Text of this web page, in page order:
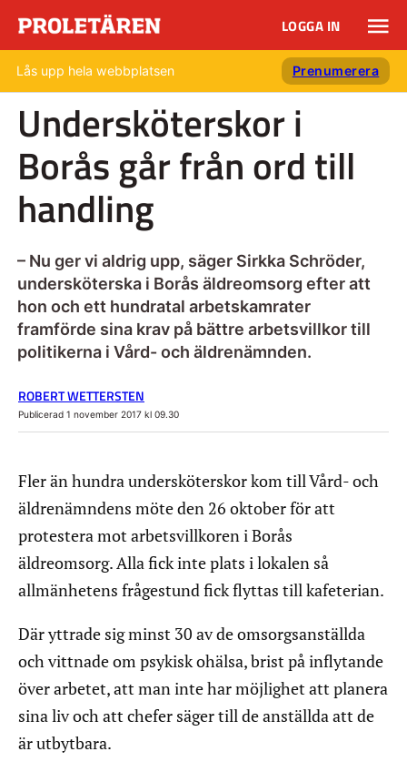
LOGGA IN
Lås upp hela webbplatsen Prenumerera
Undersköterskor i
Borås går från ord till
handling
– Nu ger vi aldrig upp, säger Sirkka Schröder,
undersköterska i Borås äldreomsorg efter att
hon och ett hundratal arbetskamrater
framförde sina krav på bättre arbetsvillkor till
politikerna i Vård- och äldrenämnden.
ROBERT WETTERSTEN
Publicerad 1 november 2017 kl 09.30
Fler än hundra undersköterskor kom till Vård- och
äldrenämndens möte den 26 oktober för att
protestera mot arbetsvillkoren i Borås
äldreomsorg. Alla fick inte plats i lokalen så
allmänhetens frågestund fick flyttas till kafeterian.
Där yttrade sig minst 30 av de omsorgsanställda
och vittnade om psykisk ohälsa, brist på inflytande
över arbetet, att man inte har möjlighet att planera
sina liv och att chefer säger till de anställda att de
är utbytbara.